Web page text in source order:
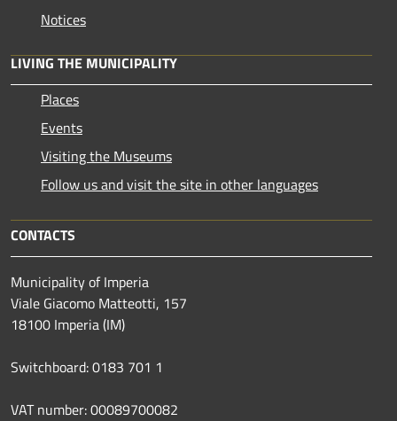
Notices
LIVING THE MUNICIPALITY
Places
Events
Visiting the Museums
Follow us and visit the site in other languages
CONTACTS
Municipality of Imperia
Viale Giacomo Matteotti, 157
18100 Imperia (IM)
Switchboard: 0183 701 1
VAT number: 00089700082